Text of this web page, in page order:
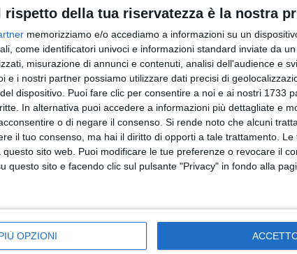
rispetto della tua riservatezza è la nostra
memorizziamo e/o accediamo a informazioni su un
come identificatori univoci e informazioni standard inviate da
misurazione di annunci e contenuti, analisi dell'audience e
e i nostri partner possiamo utilizzare dati precisi di
dispositivo. Puoi fare clic per consentire a noi e ai nostri 1733
In alternativa puoi accedere a informazioni più dettagliate e
o di negare il consenso. Si rende noto che alcuni
il tuo consenso, ma hai il diritto di opporti a tale trattamento.
sito web. Puoi modificare le tue preferenze o revocare il
questo sito e facendo clic sul pulsante "Privacy" in fondo alla
OPZIONI
che rafforza l'unione degli italiani.
di serena Festa della Repubblica invitando
di approfondita riflessione sulla storia del
per rifondarlo, sulle responsabilità e sui
farci carico per il bene comune in nome della
da accrescere e difendere consapevolmente.